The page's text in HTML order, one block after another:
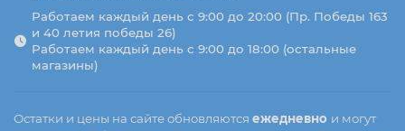
Работаем каждый день с 9:00 до 20:00 (Пр. Победы 163
и 40 летия победы 26)
Работаем каждый день с 9:00 до 18:00 (остальные
магазины)
Остатки и цены на сайте обновляются ежедневно и могут